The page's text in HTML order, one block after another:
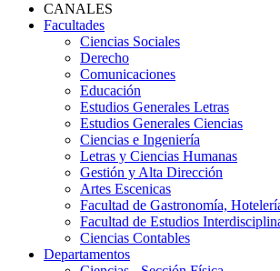
CANALES
Facultades
Ciencias Sociales
Derecho
Comunicaciones
Educación
Estudios Generales Letras
Estudios Generales Ciencias
Ciencias e Ingeniería
Letras y Ciencias Humanas
Gestión y Alta Dirección
Artes Escenicas
Facultad de Gastronomía,
Facultad de Estudios
Ciencias Contables
Departamentos